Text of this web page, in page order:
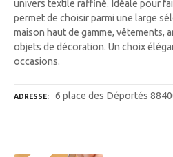
univers textile raffiné. Idéale pour
permet de choisir parmi une large
maison haut de gamme, vêtements,
objets de décoration. Un choix
occasions.
ADRESSE 6 place des Déportés